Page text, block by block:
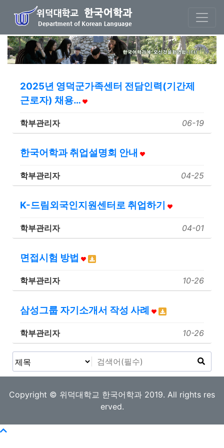
2025년 영덕군가족센터 전담인력(기간제
근로자) 채용…
학부관리자 06-19
한국어학과 취업설명회 안내
학부관리자 04-25
K-드림외국인지원센터로 취업하기
학부관리자 04-01
면접시험 방법
학부관리자 10-26
삼성그룹 자기소개서 작성 사례
학부관리자 10-26
Copyright © 위덕대학교 한국어학과 2019. All rights res
erved.